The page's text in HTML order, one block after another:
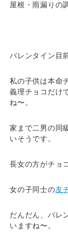
屋根・雨漏りの
バレンタイン目
私の子供は本命
義理チョコだけ
ね〜。
家まで二男の同
いそうです。
長女の方がチョ
女の子同士の友
だんだん、バレ
いますね〜。